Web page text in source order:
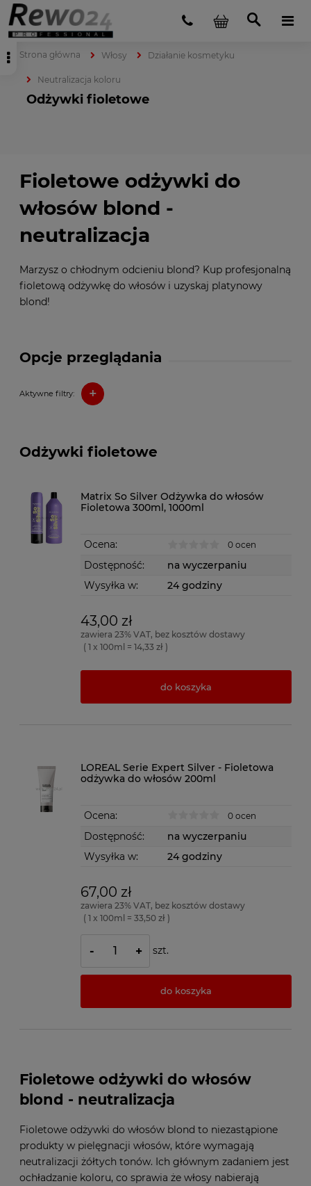
Strona główna Włosy Działanie kosmetyku
Neutralizacja koloru
Odżywki fioletowe
Opcje przeglądania
Aktywne filtry: +
Fioletowe odżywki do
włosów blond -
neutralizacja
Marzysz o chłodnym odcieniu blond? Kup profesjonalną
fioletową odżywkę do włosów i uzyskaj platynowy
blond!
Odżywki fioletowe
Matrix So Silver Odżywka do włosów
Fioletowa 300ml, 1000ml
Ocena: 0 ocen
Dostępność:
na wyczerpaniu
Wysyłka w:
24 godziny
43,00 zł
zawiera 23% VAT, bez kosztów dostawy
( 1 x 100ml = 14,33 zł )
do koszyka
LOREAL Serie Expert Silver - Fioletowa
odżywka do włosów 200ml
Ocena: 0 ocen
Dostępność:
na wyczerpaniu
Wysyłka w:
24 godziny
67,00 zł
zawiera 23% VAT, bez kosztów dostawy
( 1 x 100ml = 33,50 zł )
- + szt.
do koszyka
Fioletowe odżywki do włosów
blond - neutralizacja
Fioletowe odżywki do włosów blond to niezastąpione
produkty w pielęgnacji włosów, które wymagają
neutralizacji żółtych tonów. Ich głównym zadaniem jest
ochładzanie koloru, co sprawia że włosy nabierają